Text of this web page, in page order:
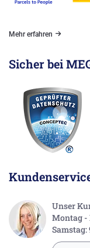
Mehr erfahren
Sicher bei
Unser
Montag -
Samstag: